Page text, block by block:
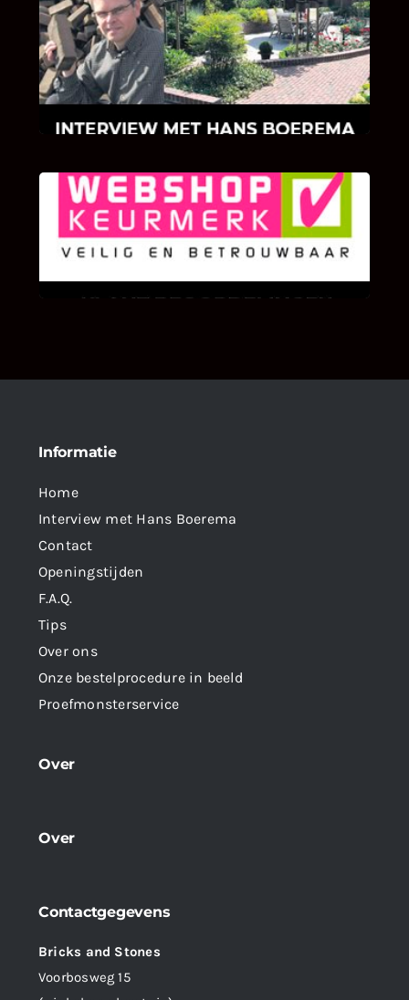
INTERVIEW MET HANS BOEREMA
Hoe Bricks and Stones ontstaan is en wat
Hans Boerema motiveert in de wereld van
klinkers en tegels!
KLANT BEOORDELINGEN
We zijn er zeer op gesteld om te weten wat u
als klant van ons en onze diensten vindt.
Informatie
Home
Interview met Hans Boerema
Contact
Openingstijden
F.A.Q.
Tips
Over ons
Onze bestelprocedure in beeld
Proefmonsterservice
Over
Over
Contactgegevens
Bricks and Stones
Voorbosweg 15